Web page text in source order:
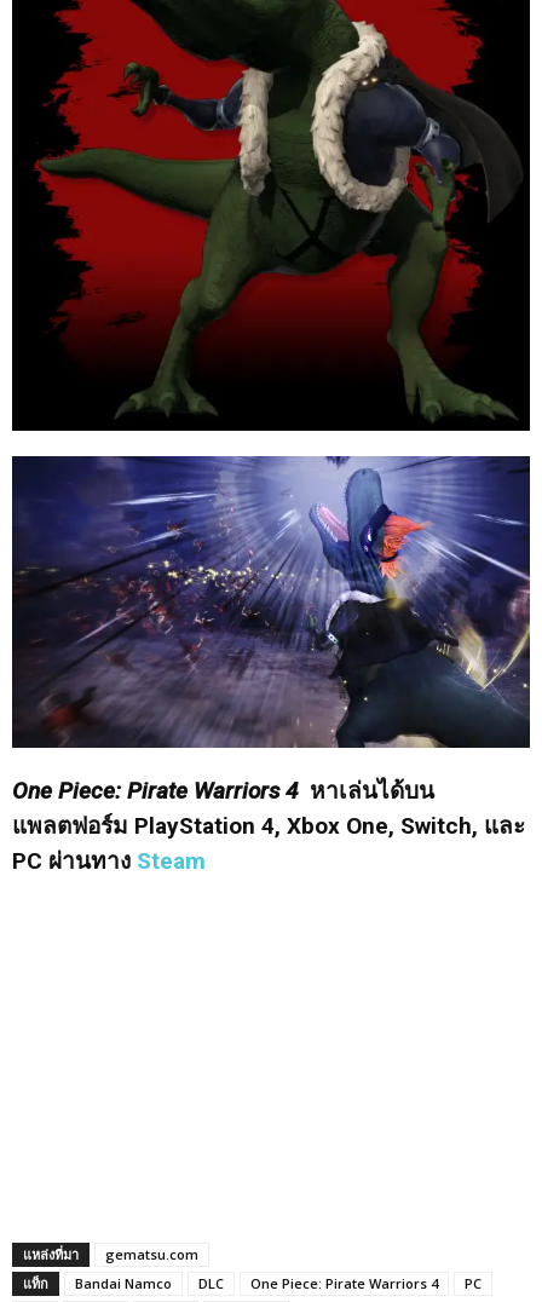
One Piece: Pirate Warriors 4หาเล่นได้บน
แพลตฟอร์ม PlayStation 4, Xbox One, Switch, และ
PC ผ่านทาง Steam
แหล่งที่มา
gematsu.com
แท็ก
Bandai Namco DLC One Piece: Pirate Warriors 4
PC